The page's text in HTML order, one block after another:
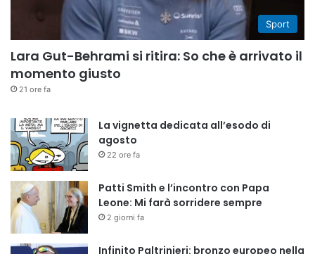
Sport
Lara Gut-Behrami si ritira: So che è arrivato il
momento giusto
21 ore fa
La vignetta dedicata all’esodo di
agosto
22 ore fa
Patti Smith e l’incontro con Papa
Leone: Mi farà sorridere sempre
2 giorni fa
Infinito Paltrinieri: bronzo europeo nella